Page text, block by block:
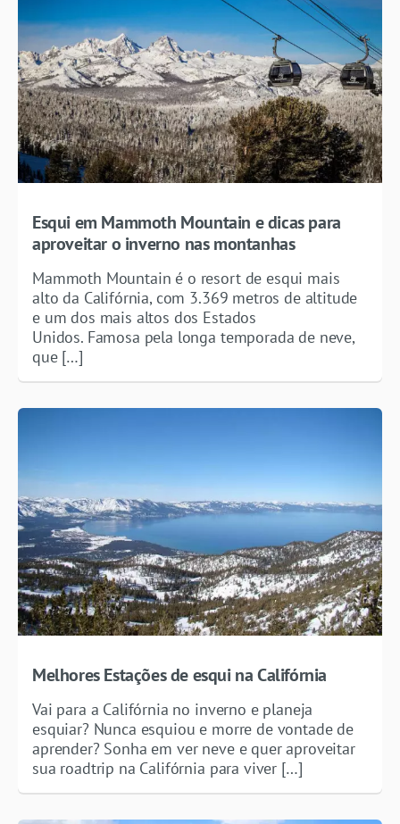
Esqui em Mammoth Mountain e dicas para
aproveitar o inverno nas montanhas
Mammoth Mountain é o resort de esqui mais
alto da Califórnia, com 3.369 metros de altitude
e um dos mais altos dos Estados
Unidos. Famosa pela longa temporada de neve,
que […]
Melhores Estações de esqui na Califórnia
Vai para a Califórnia no inverno e planeja
esquiar? Nunca esquiou e morre de vontade de
aprender? Sonha em ver neve e quer aproveitar
sua roadtrip na Califórnia para viver […]